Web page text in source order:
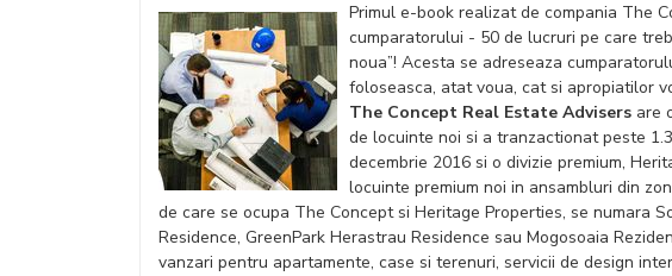
Primul e-book realizat de compania The
cumparatorului - 50 de lucruri pe care
noua”! Acesta se adreseaza
foloseasca, atat voua, cat si apropiatilor
The Concept Real Estate Advisers are
de locuinte noi si a tranzactionat peste
decembrie 2016 si o divizie premium,
locuinte premium noi in ansambluri din
de care se ocupa The Concept si Heritage Properties, se numara
Residence, GreenPark Herastrau Residence sau Mogosoaia
vanzari pentru apartamente, case si terenuri, servicii de design